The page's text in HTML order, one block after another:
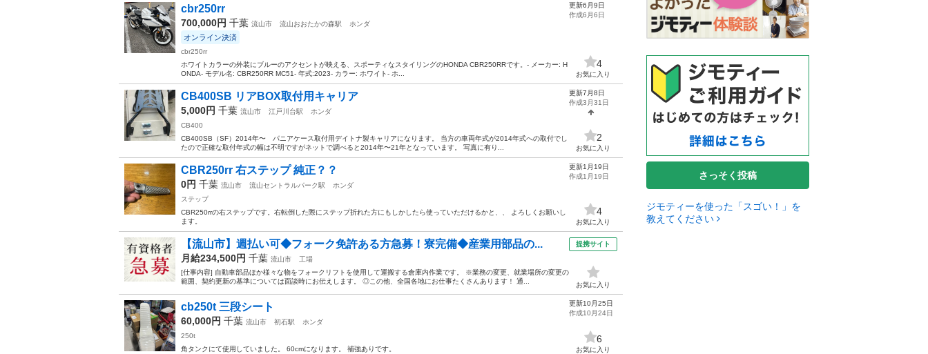
cbr250rr
700,000円 千葉 流山市 流山おおたかの森駅 ホンダ
オンライン決済
cbr250rr
ホワイトカラーの外装にブルーのアクセントが映える、スポーティなスタイリングのHONDA CBR250RRです。- メーカー: H
ONDA- モデル名: CBR250RR MC51- 年式:2023- カラー: ホワイト- ホ...
更新6月9日
作成6月6日
4
お気に入り
CB400SB リアBOX取付用キャリア
5,000円 千葉 流山市 江戸川台駅
ホンダ
CB400
CB400SB（SF）2014年〜 パニアケース取付用デイトナ製キャリアになります。 当方の車両年式が2014年式への取付でし
たので正確な取付年式の幅は不明ですがネットで調べると2014年〜21年となっています。 写真に有り...
更新7月8日
作成3月31日
2
お気に入り
CBR250rr 右ステップ 純正？？
0円 千葉 流山市 流山セントラルパーク駅
ホンダ
ステップ
CBR250rrの右ステップです。右転倒した際にステップ折れた方にもしかしたら使っていただけるかと、、 よろしくお願いし
ます。
更新1月19日
作成1月19日
4
お気に入り
【流山市】週払い可◆フォーク免許ある方急募！寮完備◆産業用部品の...
月給234,500円 千葉 流山市
工場
[仕事内容] 自動車部品ほか様々な物をフォークリフトを使用して運搬する倉庫内作業です。 ※業務の変更、就業場所の変更の
範囲、契約更新の基準については面談時にお伝えします。 ◎この他、全国各地にお仕事たくさんあります！ 通...
提携サイト
お気に入り
cb250t 三段シート
60,000円 千葉 流山市 初石駅
ホンダ
250t
角タンクにて使用していました。 60cmになります。 補強ありです。
更新10月25日
作成10月24日
6
お気に入り
さっそく投稿
ジモティーを使った「スゴい！」を
教えてください